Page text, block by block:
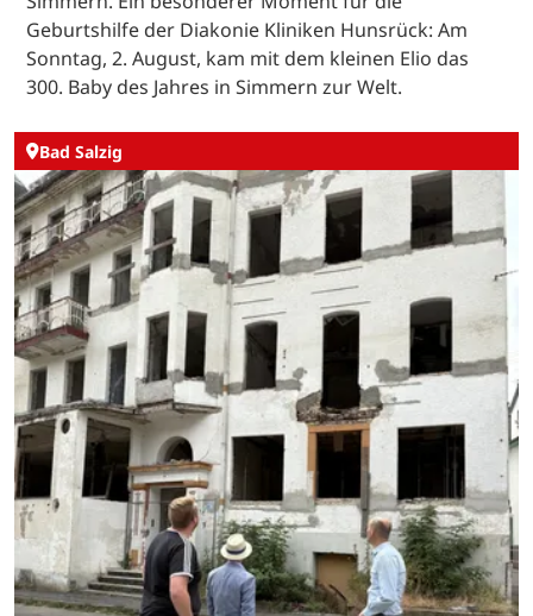
Geburtshilfe der Diakonie Kliniken Hunsrück: Am
Sonntag, 2. August, kam mit dem kleinen Elio das
300. Baby des Jahres in Simmern zur Welt.
Bad Salzig